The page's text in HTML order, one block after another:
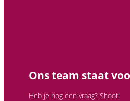
Ons team staat
Heb je nog een vraag? Shoot!